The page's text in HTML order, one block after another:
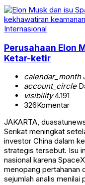
Internasional
Perusahaan Elon
Ketar-ketir
calendar_month
account_circle
visibility4.191
326Komentar
JAKARTA,
Serikat meningkat
investor China dalam
strategis tersebut. Isu
nasional karena
menopang pertahanan
sejumlah analis menilai